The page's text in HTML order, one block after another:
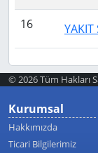
16 YAKIT
© 2026 Tüm Hakları
Kurumsal
Hakkımızda
Ticari Bilgilerimiz